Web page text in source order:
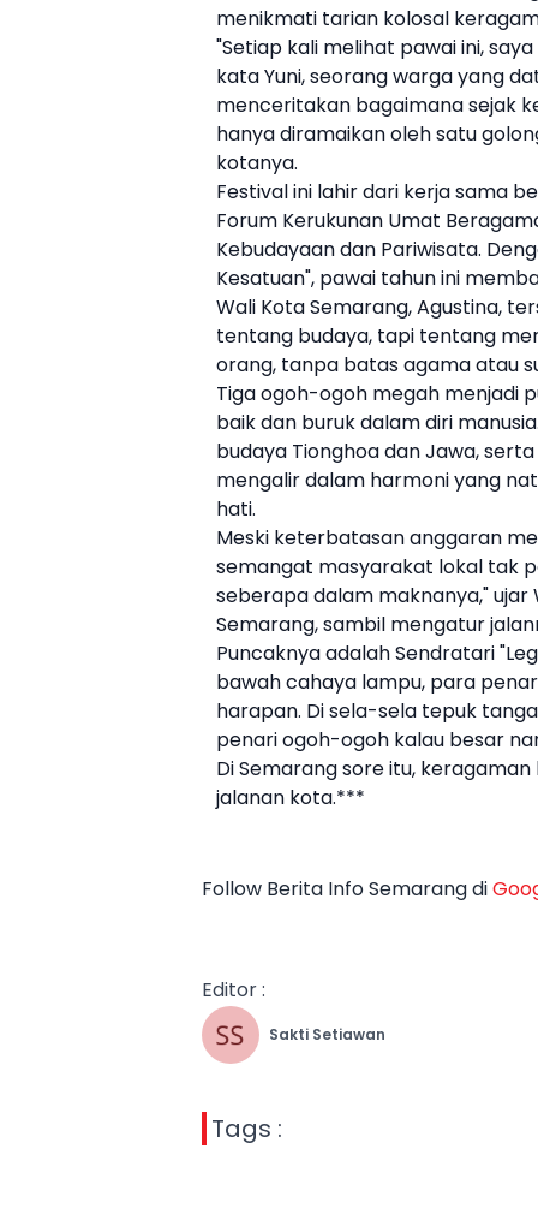
menikmati tarian kolosal
"Setiap kali melihat pawai ini,
kata Yuni, seorang warga yang
menceritakan bagaimana sejak
hanya diramaikan oleh satu
kotanya.
Festival ini lahir dari kerja sama
Forum Kerukunan Umat
Kebudayaan dan Pariwisata.
Kesatuan", pawai tahun ini
Wali Kota Semarang, Agustina,
tentang budaya, tapi tentang
orang, tanpa batas agama atau
Tiga ogoh-ogoh megah menjadi
baik dan buruk dalam diri
budaya Tionghoa dan Jawa,
mengalir dalam harmoni yang
hati.
Meski keterbatasan anggaran
semangat masyarakat lokal tak
seberapa dalam maknanya," ujar
Semarang, sambil mengatur
Puncaknya adalah Sendratari
bawah cahaya lampu, para
harapan. Di sela-sela tepuk
penari ogoh-ogoh kalau besar
Di Semarang sore itu,
jalanan kota.***
Follow Berita Info Semarang di
Editor :
Sakti Setiawan
Tags :